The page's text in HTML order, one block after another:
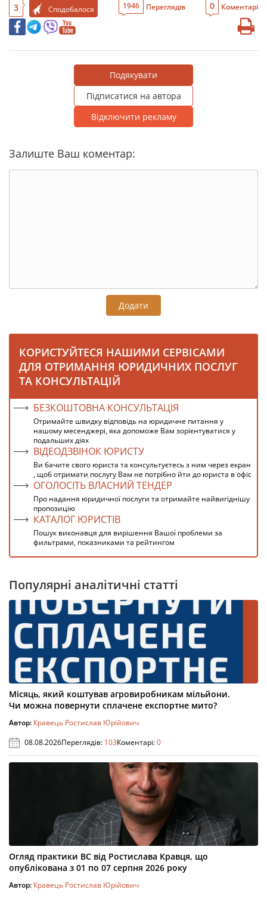
3 Сподобалося 1946 Переглядів 0 Коментарі
Подякувати
Підписатися на автора
Відключити рекламу
Залиште Ваш коментар:
Додати
КОРИСТУЙТЕСЯ НАШИМИ СЕРВІСАМИ
ДЛЯ ОТРИМАННЯ ЮРИДИЧНИХ ПОСЛУГ
ТА КОНСУЛЬТАЦІЙ
БЕЗКОШТОВНА КОНСУЛЬТАЦІЯ
Отримайте швидку відповідь на юридичне питання у
нашому месенджері, яка допоможе Вам зорієнтуватися у
подальших діях
ВІДЕОДЗВІНОК ЮРИСТУ
Ви бачите свого юриста та консультуєтесь з ним через екран
, щоб отримати послугу Вам не потрібно йти до юриста в офіс
ОГОЛОСІТЬ ВЛАСНИЙ ТЕНДЕР
Про надання юридичної послуги та отримайте найвигіднішу
пропозицію
КАТАЛОГ ЮРИСТІВ
Пошук виконавця для вирішення Вашої проблеми за
фильтрами, показниками та рейтингом
Популярні аналітичні статті
Місяць, який коштував агровиробникам мільйони.
Чи можна повернути сплачене експортне мито?
Автор: Кравець Ростислав Юрійович
08.08.2026Переглядів: 103Коментарі:0
Огляд практики ВС від Ростислава Кравця, що
опублікована з 01 по 07 серпня 2026 року
Автор: Кравець Ростислав Юрійович